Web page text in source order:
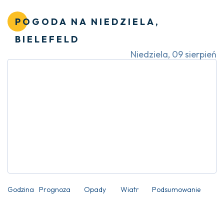
POGODA NA NIEDZIELA,
BIELEFELD
Niedziela, 09 sierpień
Godzina Prognoza Opady Wiatr Podsumowanie